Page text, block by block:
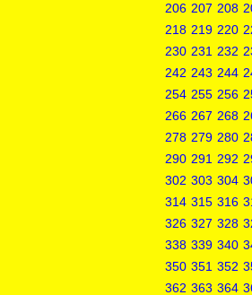
206 207 208
218 219 220
230 231 232
242 243 244
254 255 256
266 267 268
278 279 280
290 291 292
302 303 304
314 315 316
326 327 328
338 339 340
350 351 352
362 363 364